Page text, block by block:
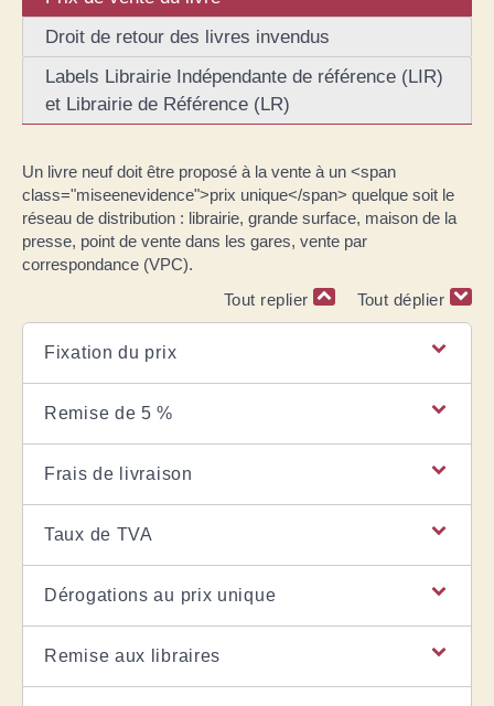
Droit de retour des livres invendus
Labels Librairie Indépendante de référence (LIR)
et Librairie de Référence (LR)
Un livre neuf doit être proposé à la vente à un <span
class="miseenevidence">prix unique</span> quelque soit le
réseau de distribution : librairie, grande surface, maison de la
presse, point de vente dans les gares, vente par
correspondance (VPC).
Tout replier
Tout déplier
Fixation du prix
Remise de 5 %
Frais de livraison
Taux de TVA
Dérogations au prix unique
Remise aux libraires